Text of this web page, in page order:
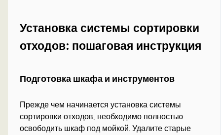
Установка системы сортировки
отходов: пошаговая инструкция
Подготовка шкафа и инструментов
Прежде чем начинается установка системы
сортировки отходов, необходимо полностью
освободить шкаф под мойкой. Удалите старые